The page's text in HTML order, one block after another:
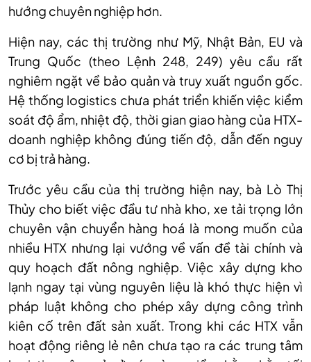
hướng chuyên nghiệp hơn.
Hiện nay, các thị trường như Mỹ, Nhật Bản, EU và
Trung Quốc (theo Lệnh 248, 249) yêu cầu rất
nghiêm ngặt về bảo quản và truy xuất nguồn gốc.
Hệ thống logistics chưa phát triển khiến việc kiểm
soát độ ẩm, nhiệt độ, thời gian giao hàng của HTX-
doanh nghiệp không đúng tiến độ, dẫn đến nguy
cơ bị trả hàng.
Trước yêu cầu của thị trường hiện nay, bà Lò Thị
Thủy cho biết việc đầu tư nhà kho, xe tải trọng lớn
chuyên vận chuyển hàng hoá là mong muốn của
nhiều HTX nhưng lại vướng về vấn đề tài chính và
quy hoạch đất nông nghiệp. Việc xây dựng kho
lạnh ngay tại vùng nguyên liệu là khó thực hiện vì
pháp luật không cho phép xây dựng công trình
kiên cố trên đất sản xuất. Trong khi các HTX vẫn
hoạt động riêng lẻ nên chưa tạo ra các trung tâm